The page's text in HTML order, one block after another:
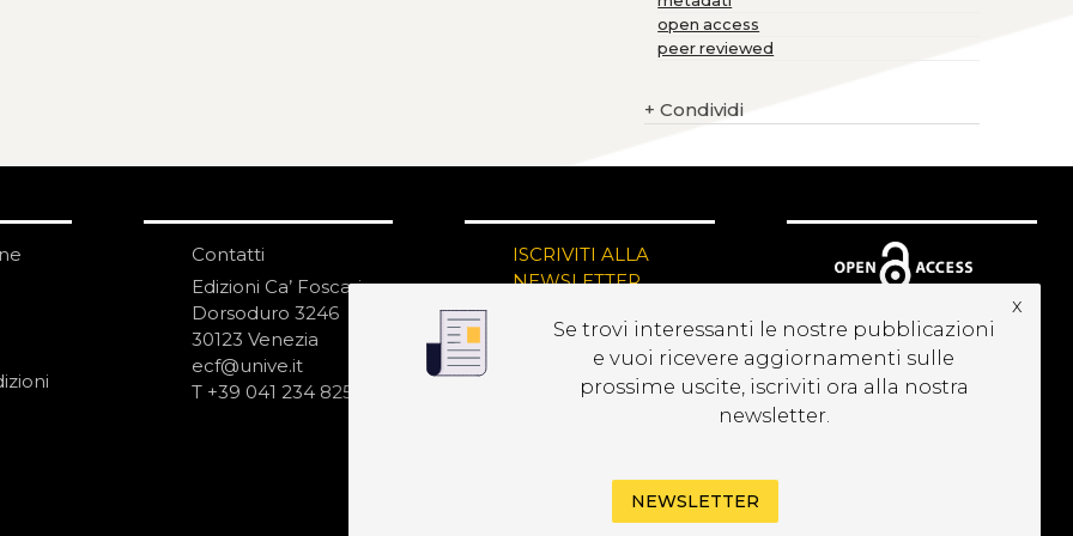
open access
peer reviewed
+ Condividi
Contatti
Edizioni Ca’ Foscari
Dorsoduro 3246
30123 Venezia
ecf@unive.it
T +39 041 234 8250
ISCRIVITI ALLA
NEWSLETTER
Se trovi interessanti le nostre pubblicazioni
e vuoi ricevere aggiornamenti sulle
prossime uscite, iscriviti ora alla nostra
newsletter.
x
NEWSLETTER